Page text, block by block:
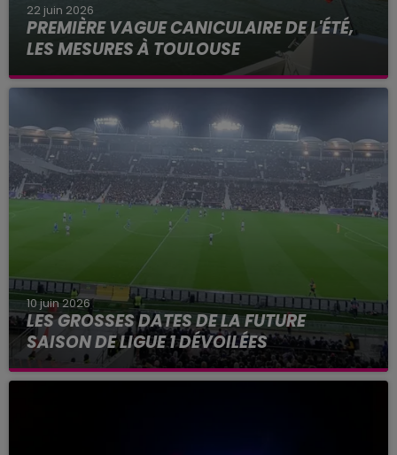
22 juin 2026
PREMIÈRE VAGUE CANICULAIRE DE L'ÉTÉ,
LES MESURES À TOULOUSE
Alors que les températures frôlent les 40 degrés
ce lundi 22 juin 2026 à Toulouse, Météo France
place la Haute-Garonne et 48 autres
départements en alerte...
10 juin 2026
LES GROSSES DATES DE LA FUTURE
SAISON DE LIGUE 1 DÉVOILÉES
Parmi les grosses dates de la saison à venir, une
ultime journée au Parc des Princes en mai